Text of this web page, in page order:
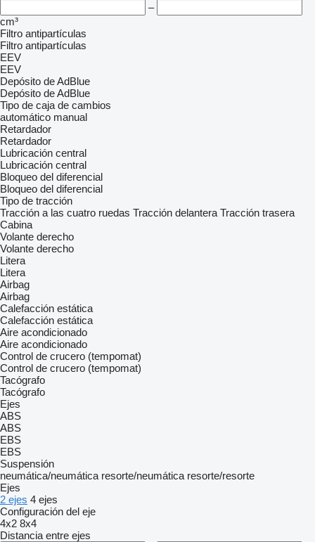
–
cm³
Filtro antipartículas
Filtro antipartículas
EEV
EEV
Depósito de AdBlue
Depósito de AdBlue
Tipo de caja de cambios
automático manual
Retardador
Retardador
Lubricación central
Lubricación central
Bloqueo del diferencial
Bloqueo del diferencial
Tipo de tracción
Tracción a las cuatro ruedas Tracción delantera Tracción trasera
Cabina
Volante derecho
Volante derecho
Litera
Litera
Airbag
Airbag
Calefacción estática
Calefacción estática
Aire acondicionado
Aire acondicionado
Control de crucero (tempomat)
Control de crucero (tempomat)
Tacógrafo
Tacógrafo
Ejes
ABS
ABS
EBS
EBS
Suspensión
neumática/neumática resorte/neumática resorte/resorte
Ejes
2 ejes 4 ejes
Configuración del eje
4x2 8x4
Distancia entre ejes